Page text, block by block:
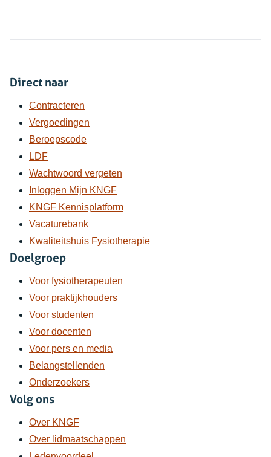
Direct naar
Contracteren
Vergoedingen
Beroepscode
LDF
Wachtwoord vergeten
Inloggen Mijn KNGF
KNGF Kennisplatform
Vacaturebank
Kwaliteitshuis Fysiotherapie
Doelgroep
Voor fysiotherapeuten
Voor praktijkhouders
Voor studenten
Voor docenten
Voor pers en media
Belangstellenden
Onderzoekers
Volg ons
Over KNGF
Over lidmaatschappen